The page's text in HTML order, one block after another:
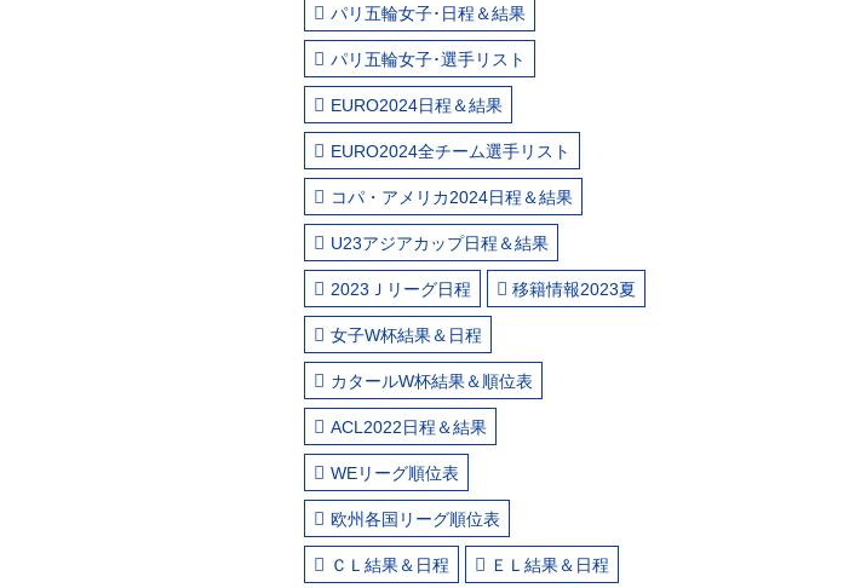
パリ五輪女子･日程＆結果
パリ五輪女子･選手リスト
EURO2024日程＆結果
EURO2024全チーム選手リスト
コパ・アメリカ2024日程＆結果
U23アジアカップ日程＆結果
2023Ｊリーグ日程 移籍情報2023夏
女子W杯結果＆日程
カタールW杯結果＆順位表
ACL2022日程＆結果
WEリーグ順位表
欧州各国リーグ順位表
ＣＬ結果＆日程 ＥＬ結果＆日程